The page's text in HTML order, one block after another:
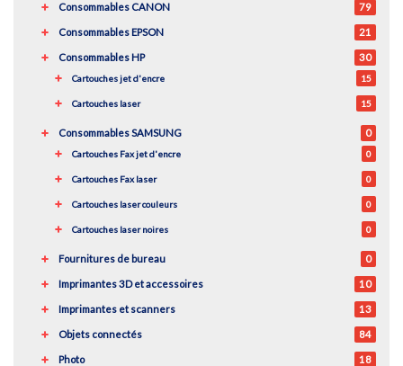
Consommables CANON 79
Consommables EPSON 21
Consommables HP 30
Cartouches jet d'encre 15
Cartouches laser 15
Consommables SAMSUNG 0
Cartouches Fax jet d'encre 0
Cartouches Fax laser 0
Cartouches laser couleurs 0
Cartouches laser noires 0
Fournitures de bureau 0
Imprimantes 3D et accessoires 10
Imprimantes et scanners 13
Objets connectés 84
Photo 18